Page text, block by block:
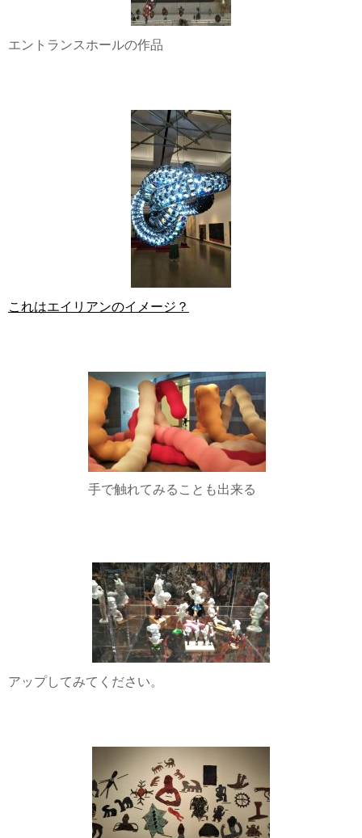
エントランスホールの作品
これはエイリアンのイメージ？
手で触れてみることも出来る
アップしてみてください。